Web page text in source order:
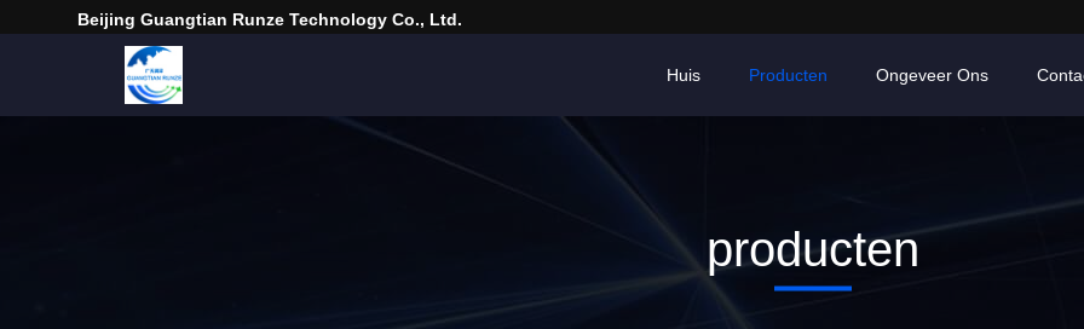
Beijing Guangtian Runze Technology Co., Ltd.
Huis Producten Ongeveer Ons
producten